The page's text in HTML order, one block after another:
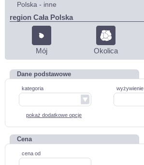
Polska - inne
region Cała Polska
Mój Okolica
Dane podstawowe
kategoria wyżywienie
pokaż dodatkowe opcje
Cena
cena od